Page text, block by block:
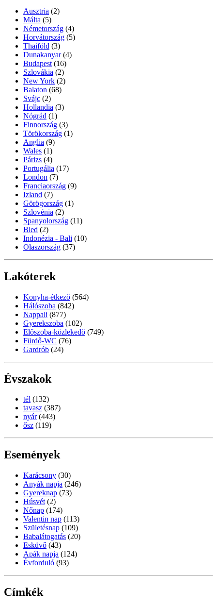
Ausztria (2)
Málta (5)
Németország (4)
Horvátország (5)
Thaiföld (3)
Dunakanyar (4)
Budapest (16)
Szlovákia (2)
New York (2)
Balaton (68)
Svájc (2)
Hollandia (3)
Nógrád (1)
Finnország (3)
Törökország (1)
Anglia (9)
Wales (1)
Párizs (4)
Portugália (17)
London (7)
Franciaország (9)
Izland (7)
Görögország (1)
Szlovénia (2)
Spanyolország (11)
Bled (2)
Indonézia - Bali (10)
Olaszország (37)
Lakóterek
Konyha-étkező (564)
Hálószoba (842)
Nappali (877)
Gyerekszoba (102)
Előszoba-közlekedő (749)
Fürdő-WC (76)
Gardrób (24)
Évszakok
tél (132)
tavasz (387)
nyár (443)
ősz (119)
Események
Karácsony (30)
Anyák napja (246)
Gyereknap (73)
Húsvét (2)
Nőnap (174)
Valentin nap (113)
Születésnap (109)
Babalátogatás (20)
Esküvő (43)
Apák napja (124)
Évforduló (93)
Címkék